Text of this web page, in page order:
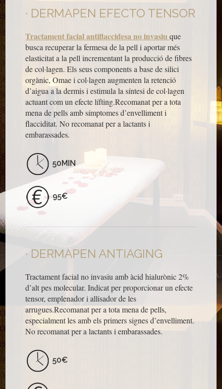
DERMAPEN EFECTO TENSOR
Tractament facial antiflaccidesa no invasiu que
busca recuperar la fermesa de la pell i aportar més
elasticitat a la pell incrementant la producció de fibres
de col·lagen. Els seus components a base de silici
orgànic, Omae i col·lagen augmenten la retenció
d’aigua a la dermis i estimula la síntesi de col·lagen
actuant com un efecte lífting.Recomanat per a tota
mena de pells amb símptomes d’envelliment i
flacciditat. No recomanat per a lactants i
embarassades.
50MIN
95€
DERMAPEN ANTIAGING
Tractament facial no invasiu amb àcid hialurònic 2%
d’alt pes molecular. Indicat per proporcionar un efecte
tensor, emplenador i allisador de les
arrugues.Recomanat per a tota mena de pells,
especialment les amb els primers signes d’envelliment.
No recomanat per a lactants i embarassades.
50€